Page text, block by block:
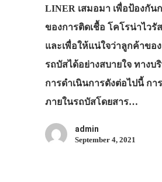
LINER เสมอมา เพื่อป้องกัน
ของการติดเชื้อ โคโรน่าไวรั
และเพื่อให้แน่ใจว่าลูกค้าขอ
รถบัสได้อย่างสบายใจ ทางบ
การดำเนินการดังต่อไปนี้ กา
ภายในรถบัสโดยสาร…
admin
September 4, 2021